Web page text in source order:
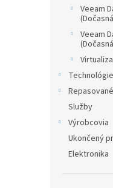
Veeam
Veeam
Technológie
Služby
Výrobcovia
Ukončený
Elektronika